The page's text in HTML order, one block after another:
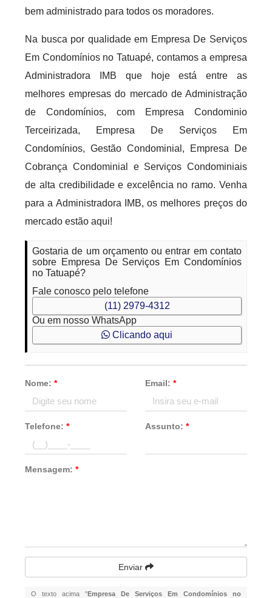
bem administrado para todos os moradores.
Na busca por qualidade em Empresa De Serviços
Em Condomínios no Tatuapé, contamos a empresa
Administradora IMB que hoje está entre as
melhores empresas do mercado de Administração
de Condomínios, com Empresa Condominio
Terceirizada, Empresa De Serviços Em
Condomínios, Gestão Condominial, Empresa De
Cobrança Condominial e Serviços Condominiais
de alta credibilidade e excelência no ramo. Venha
para a Administradora IMB, os melhores preços do
mercado estão aqui!
Gostaria de um orçamento ou entrar em contato
sobre Empresa De Serviços Em Condomínios
no Tatuapé?
Fale conosco pelo telefone
(11) 2979-4312
Ou em nosso WhatsApp
Clicando aqui
Nome:* Email: *
Telefone:* Assunto: *
Mensagem:*
Enviar
O texto acima "Empresa De Serviços Em Condomínios no